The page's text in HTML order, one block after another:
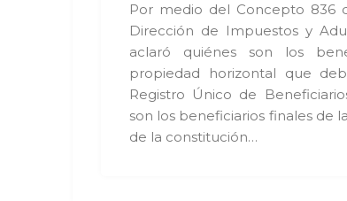
Por medio del Concepto 836
Dirección de Impuestos y
aclaró quiénes son los
propiedad horizontal que
Registro Único de
son los beneficiarios finales de
de la constitución…